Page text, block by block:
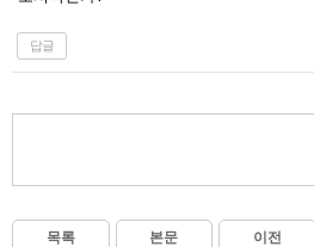
답글
목록 본문 이전